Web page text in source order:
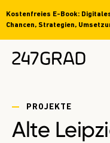
Kostenfreies E-Book:
Chancen, Strategien,
PROJEKTE
Alte